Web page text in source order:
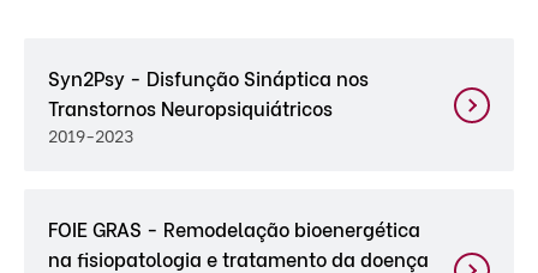
Syn2Psy - Disfunção Sináptica nos
Transtornos Neuropsiquiátricos
2019-2023
FOIE GRAS - Remodelação bioenergética
na fisiopatologia e tratamento da doença